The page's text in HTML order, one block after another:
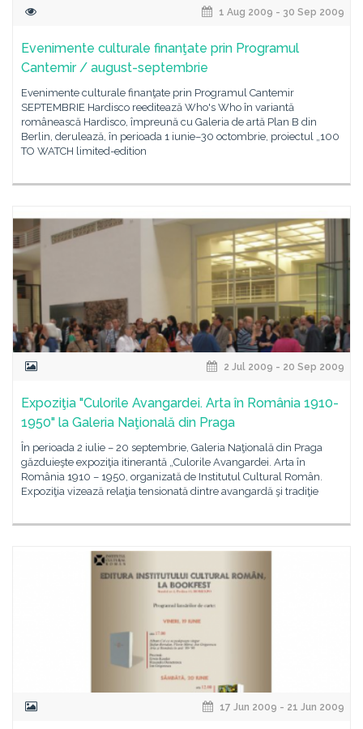
1 Aug 2009 - 30 Sep 2009
Evenimente culturale finanţate prin Programul
Cantemir / august-septembrie
Evenimente culturale finanţate prin Programul Cantemir
SEPTEMBRIE Hardisco reeditează Who's Who în variantă
românească Hardisco, împreună cu Galeria de artă Plan B din
Berlin, derulează, în perioada 1 iunie–30 octombrie, proiectul „100
TO WATCH limited-edition
2 Jul 2009 - 20 Sep 2009
Expoziţia "Culorile Avangardei. Arta în România 1910-
1950" la Galeria Naţională din Praga
În perioada 2 iulie – 20 septembrie, Galeria Naţională din Praga
găzduieşte expoziţia itinerantă „Culorile Avangardei. Arta în
România 1910 – 1950, organizată de Institutul Cultural Român.
Expoziţia vizează relaţia tensionată dintre avangardă şi tradiţie
17 Jun 2009 - 21 Jun 2009